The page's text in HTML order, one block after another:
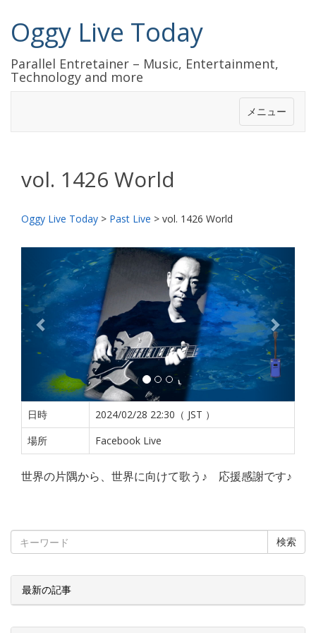
Oggy Live Today
Parallel Entretainer – Music, Entertainment,
Technology and more
メニュー
vol. 1426 World
Oggy Live Today > Past Live > vol. 1426 World
へ
次
へ
日時
2024/02/28 22:30（ JST ）
場所
Facebook Live
世界の片隅から、世界に向けて歌う♪ 応援感謝です♪
検索
最新の記事